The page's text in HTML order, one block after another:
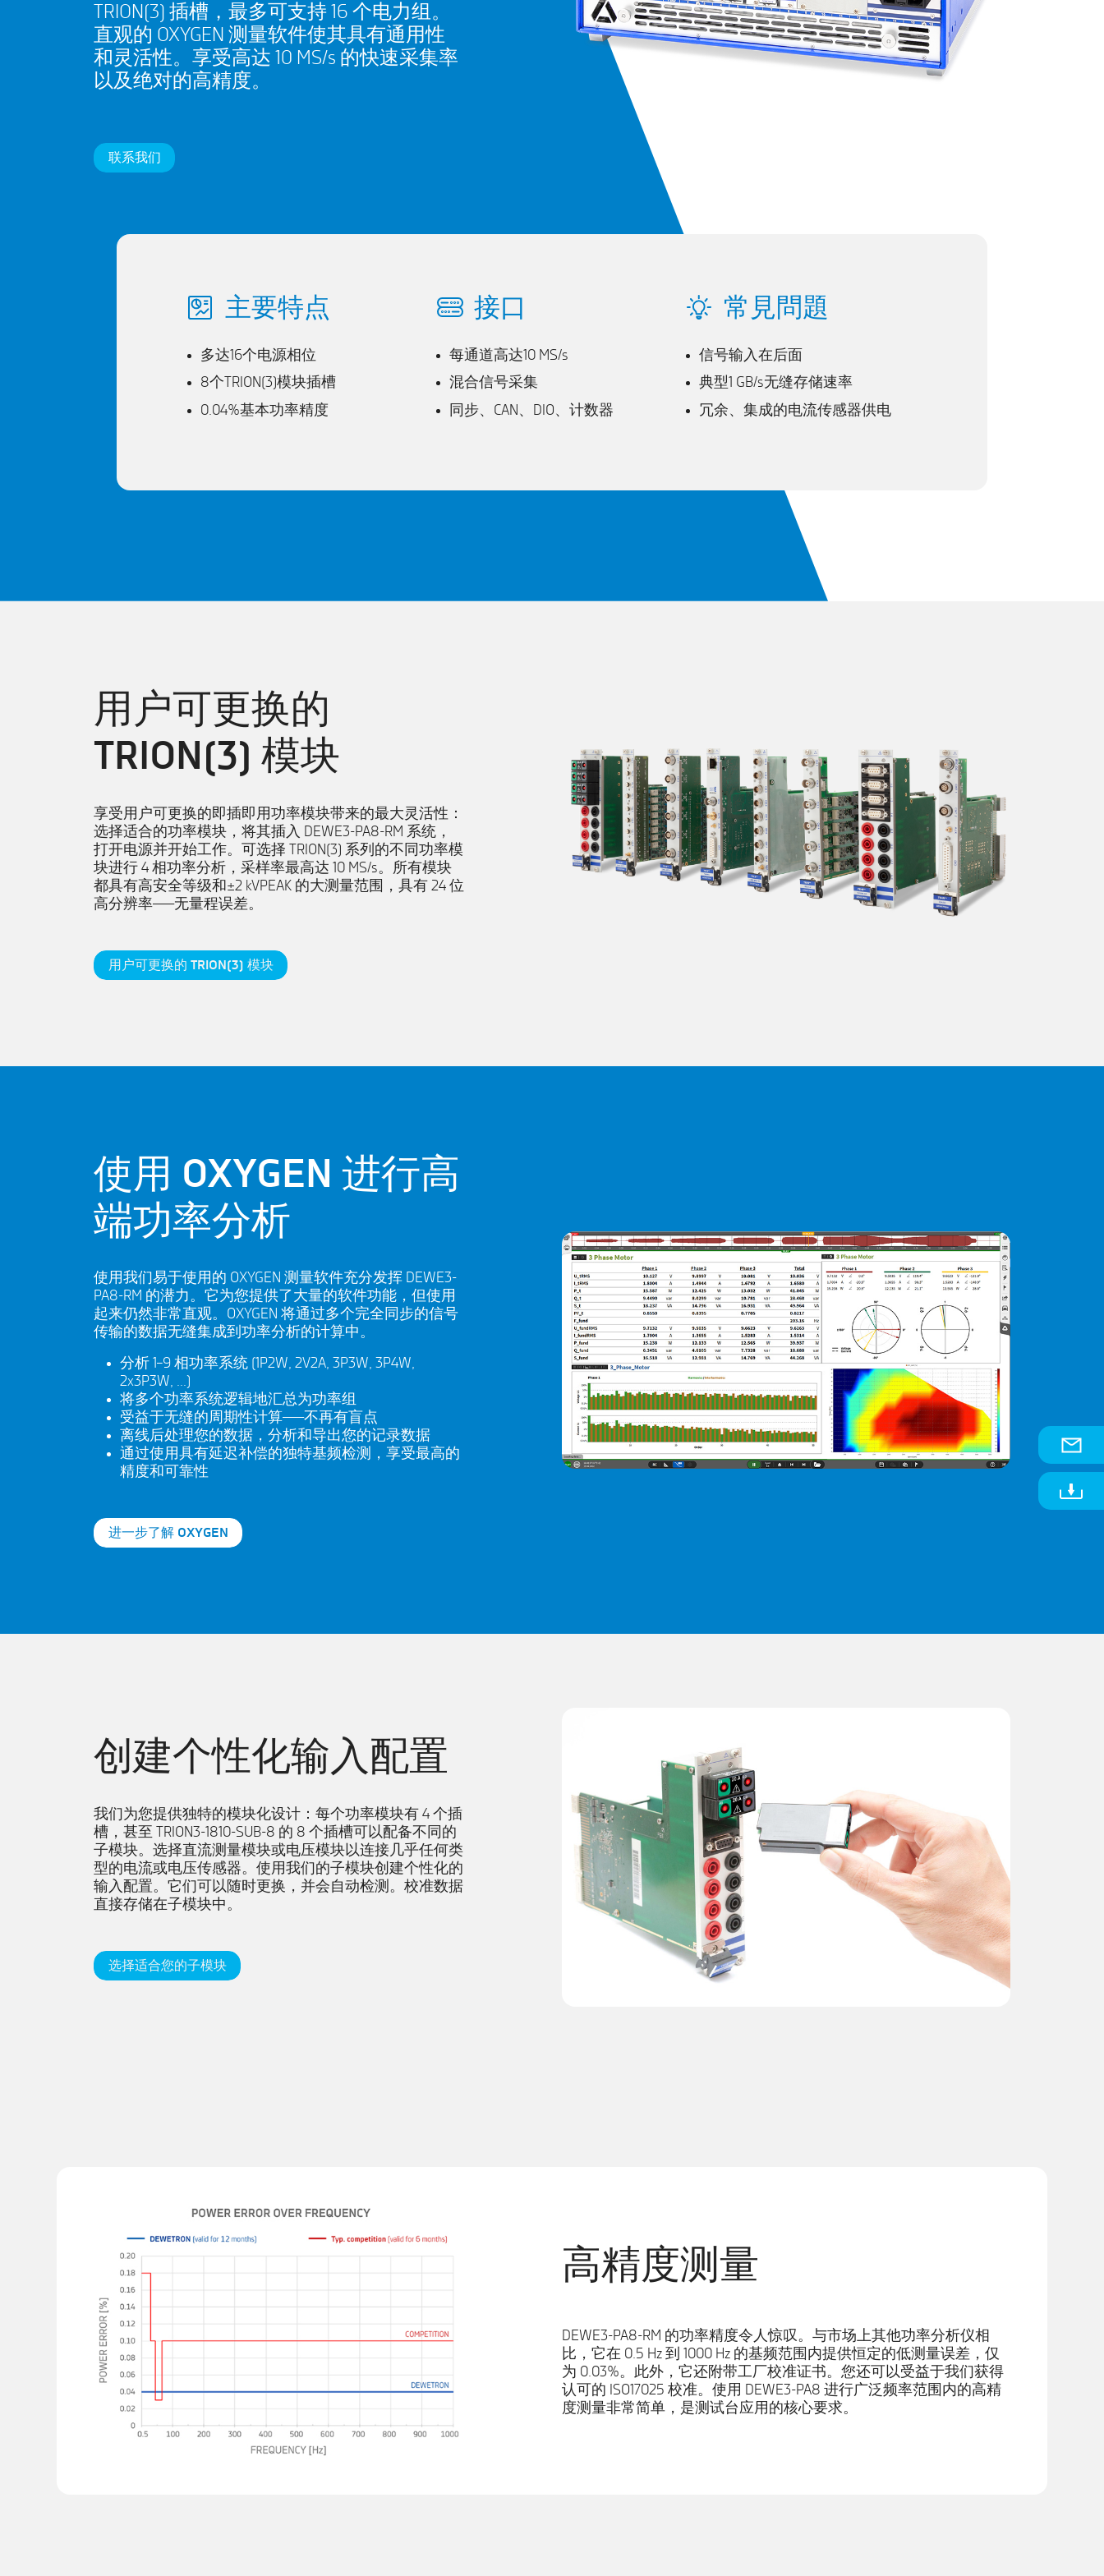
TRION(3) 插槽，最多可支持 16 个电力组。
直观的 OXYGEN 测量软件使其具有通用性
和灵活性。享受高达 10 MS/s 的快速采集率
以及绝对的高精度。
联系我们
主要特点
多达16个电源相位
8个TRION(3)模块插槽
0.04%基本功率精度
接口
每通道高达10 MS/s
混合信号采集
同步、CAN、DIO、计数器
常見問題
信号输入在后面
典型1 GB/s无缝存储速率
冗余、集成的电流传感器供电
用户可更换的
TRION(3) 模块
享受用户可更换的即插即用功率模块带来的最大灵活性：
选择适合的功率模块，将其插入 DEWE3-PA8-RM 系统，
打开电源并开始工作。可选择 TRION(3) 系列的不同功率模
块进行 4 相功率分析，采样率最高达 10 MS/s。所有模块
都具有高安全等级和±2 kVPEAK 的大测量范围，具有 24 位
高分辨率——无量程误差。
用户可更换的 TRION(3) 模块
使用 OXYGEN 进行高
端功率分析
使用我们易于使用的 OXYGEN 测量软件充分发挥 DEWE3-
PA8-RM 的潜力。它为您提供了大量的软件功能，但使用
起来仍然非常直观。OXYGEN 将通过多个完全同步的信号
传输的数据无缝集成到功率分析的计算中。
分析 1–9 相功率系统 (1P2W, 2V2A, 3P3W, 3P4W,
2x3P3W, …)
将多个功率系统逻辑地汇总为功率组
受益于无缝的周期性计算——不再有盲点
离线后处理您的数据，分析和导出您的记录数据
通过使用具有延迟补偿的独特基频检测，享受最高的
精度和可靠性
进一步了解 OXYGEN
创建个性化输入配置
我们为您提供独特的模块化设计：每个功率模块有 4 个插
槽，甚至 TRION3-1810-SUB-8 的 8 个插槽可以配备不同的
子模块。选择直流测量模块或电压模块以连接几乎任何类
型的电流或电压传感器。使用我们的子模块创建个性化的
输入配置。它们可以随时更换，并会自动检测。校准数据
直接存储在子模块中。
选择适合您的子模块
高精度测量
DEWE3-PA8-RM 的功率精度令人惊叹。与市场上其他功率分析仪相
比，它在 0.5 Hz 到 1000 Hz 的基频范围内提供恒定的低测量误差，仅
为 0.03%。此外，它还附带工厂校准证书。您还可以受益于我们获得
认可的 ISO17025 校准。使用 DEWE3-PA8 进行广泛频率范围内的高精
度测量非常简单，是测试台应用的核心要求。